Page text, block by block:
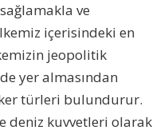
ve
içerisindeki en
jeopolitik
yer almasından
türleri bulundurur.
deniz kuvvetleri olarak